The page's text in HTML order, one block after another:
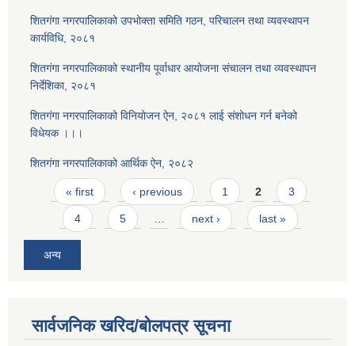
शितगंगा नगरपालिकाको उपभोक्ता समिति गठन, परिचालन तथा व्यवस्थापन
कार्यविधि, २०८१
शितगंगा नगरपालिकाको स्थानीय पूर्वाधार आयोजना संचालन तथा व्यवस्थापन
निर्देशिका, २०८१
शितगंगा नगरपालिकाको विनियोजन ऐन, २०८१ लाई संशोधन गर्न बनेको
विधेयक ।।।
शितगंगा नगरपालिकाको आर्थिक ऐन, २०८२
Pages
« first ‹ previous 1 2 3
4 5 next › last »
अन्य
सार्वजनिक खरिद/बोलपत्र सूचना